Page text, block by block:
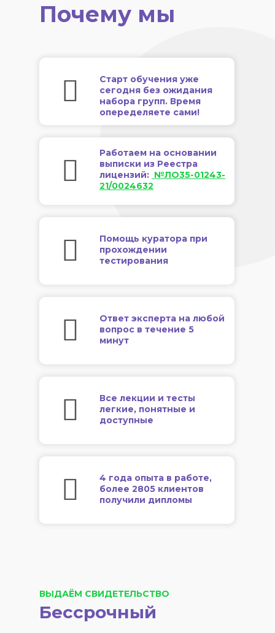
Почему мы
Старт обучения уже
сегодня без ожидания
набора групп. Время
опеределяете сами!
Работаем на основании
выписки из Реестра
лицензий: №ЛО35-01243-
21/0024632
Помощь куратора при
прохождении
тестирования
Ответ эксперта на любой
вопрос в течение 5
минут
Все лекции и тесты
легкие, понятные и
доступные
4 года опыта в работе,
более 2805 клиентов
получили дипломы
ВЫДАЁМ СВИДЕТЕЛЬСТВО
Бессрочный